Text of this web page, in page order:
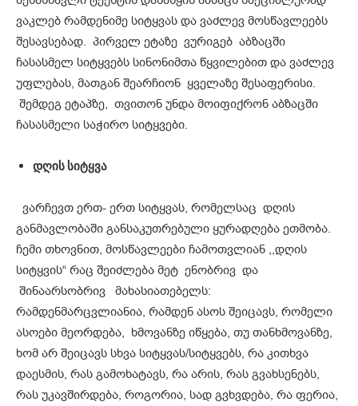
ვაკლებ რამდენიმე სიტყვას და ვაძლევ მოსწავლეებს
შესავსებად. პირველ ეტაზე ვურიგებ აბზაცში
ჩასასმელ სიტყვებს სინონიმთა წყვილებით და ვაძლევ
უფლებას, მათგან შეარჩიონ ყველაზე შესაფერისი.
შემდეგ ეტაპზე, თვითონ უნდა მოიფიქრონ აბზაცში
ჩასასმელი საჭირო სიტყვები.
დღის სიტყვა
ვარჩევთ ერთ- ერთ სიტყვას, რომელსაც დღის
განმავლობაში განსაკუთრებული ყურადღება ეთმობა.
ჩემი თხოვნით, მოსწავლეები ჩამოთვლიან ,,დღის
სიტყვის“ რაც შეიძლება მეტ ენობრივ და
შინაარსობრივ მახასიათებელს:
რამდენმარცვლიანია, რამდენ ასოს შეიცავს, რომელი
ასოები მეორდება, ხმოვანზე იწყება, თუ თანხმოვანზე,
ხომ არ შეიცავს სხვა სიტყვას/სიტყვებს, რა კითხვა
დაესმის, რას გამოხატავს, რა არის, რას გვახსენებს,
რას უკავშირდება, როგორია, სად გვხვდება, რა ფერია,